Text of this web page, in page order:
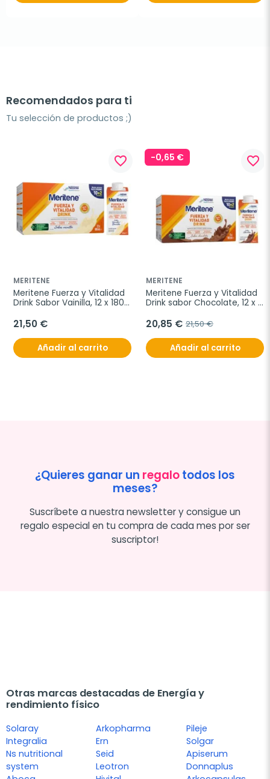
Recomendados para ti
Tu selección de productos ;)
favorite_border
MERITENE
Meritene Fuerza y Vitalidad
Drink Sabor Vainilla, 12 x 180
21,50 €
Añadir al carrito
-0,65 € favorite_border
MERITENE
Meritene Fuerza y Vitalidad
Drink sabor Chocolate, 12 x
20,85 € 21,50 €
Añadir al carrito
¿Quieres ganar un regalotodos los
meses?
Suscríbete a nuestra newsletter y consigue un
regalo especial en tu compra de cada mes por ser
suscriptor!
Otras marcas destacadas de Energía y
rendimiento físico
Solaray
Integralia
Ns nutritional
system
Arkopharma
Ern
Seid
Leotron
Pileje
Solgar
Apiserum
Donnaplus